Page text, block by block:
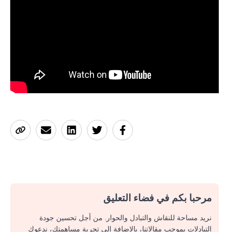
مرحبا بكم في فضاء التعليق
نريد مساحة للنقاش والتبادل والحوار. من أجل تحسين جودة
التبادلات بموجب مقالاتنا، بالإضافة إلى تجربة مساهمتك، ندعوك